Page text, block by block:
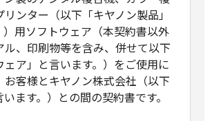
ンター（以下「キヤノン製品」
）用ソフトウェア（本契約書以外
ル、印刷物等を含み、併せて以下
ェア」と言います。）をご使用に
お客様とキヤノン株式会社（以下
ます。）との間の契約書です。